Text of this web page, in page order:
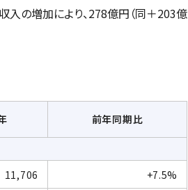
入の増加により、278億円（同＋203億
前年同期比
11,706
+7.5%